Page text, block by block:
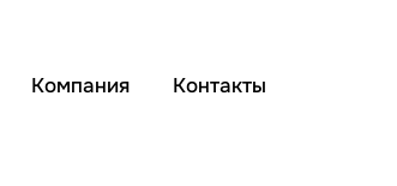
Компания Контакты